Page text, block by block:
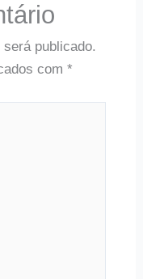
publicado.
com *